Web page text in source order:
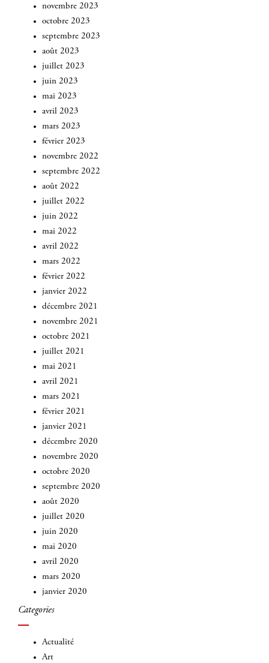
novembre 2023
octobre 2023
septembre 2023
août 2023
juillet 2023
juin 2023
mai 2023
avril 2023
mars 2023
février 2023
novembre 2022
septembre 2022
août 2022
juillet 2022
juin 2022
mai 2022
avril 2022
mars 2022
février 2022
janvier 2022
décembre 2021
novembre 2021
octobre 2021
juillet 2021
mai 2021
avril 2021
mars 2021
février 2021
janvier 2021
décembre 2020
novembre 2020
octobre 2020
septembre 2020
août 2020
juillet 2020
juin 2020
mai 2020
avril 2020
mars 2020
janvier 2020
Categories
Actualité
Art
INSCRIVEZ-VOUS